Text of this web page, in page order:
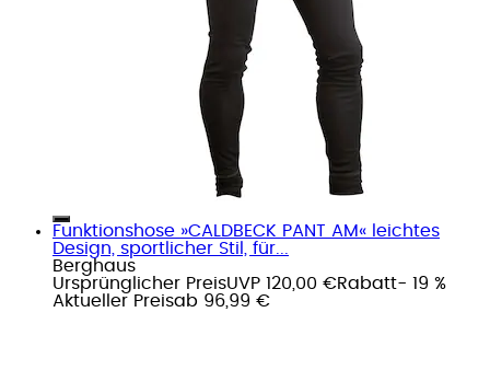
Funktionshose »CALDBECK PANT AM« leichtes
Design, sportlicher Stil, für...
Berghaus
Ursprünglicher PreisUVP 120,00 €Rabatt- 19 %
Aktueller Preisab 96,99 €